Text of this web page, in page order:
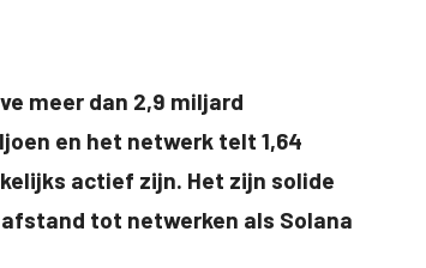
meer dan 2,9 miljard
en het netwerk telt 1,64
actief zijn. Het zijn solide
afstand tot netwerken als Solana